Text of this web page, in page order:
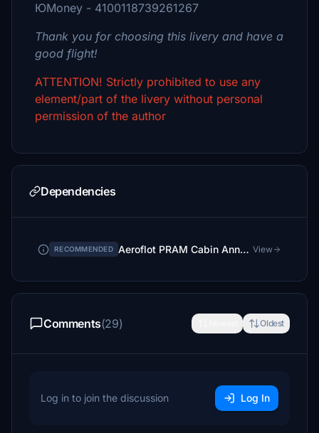
ЮMoney - 4100118739261267
Thank you for choosing this livery and have a
good flight!
ATTENTION! Strictly prohibited to use any
element/part of the livery without personal
permission of the author
Dependencies
RECOMMENDED Aeroflot PRAM Cabin Announcements View
Comments(29) Oldest
Log in to join the discussion Log In